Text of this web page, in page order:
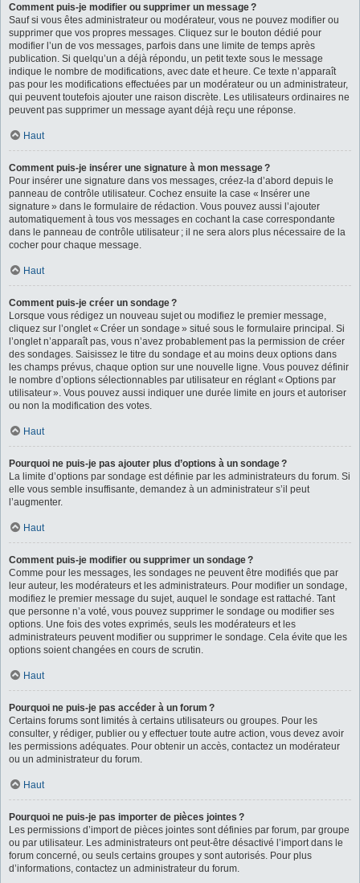
Comment puis-je modifier ou supprimer un message ?
Sauf si vous êtes administrateur ou modérateur, vous ne pouvez modifier ou
supprimer que vos propres messages. Cliquez sur le bouton dédié pour
modifier l’un de vos messages, parfois dans une limite de temps après
publication. Si quelqu’un a déjà répondu, un petit texte sous le message
indique le nombre de modifications, avec date et heure. Ce texte n’apparaît
pas pour les modifications effectuées par un modérateur ou un administrateur,
qui peuvent toutefois ajouter une raison discrète. Les utilisateurs ordinaires ne
peuvent pas supprimer un message ayant déjà reçu une réponse.
Haut
Comment puis-je insérer une signature à mon message ?
Pour insérer une signature dans vos messages, créez-la d’abord depuis le
panneau de contrôle utilisateur. Cochez ensuite la case « Insérer une
signature » dans le formulaire de rédaction. Vous pouvez aussi l’ajouter
automatiquement à tous vos messages en cochant la case correspondante
dans le panneau de contrôle utilisateur ; il ne sera alors plus nécessaire de la
cocher pour chaque message.
Haut
Comment puis-je créer un sondage ?
Lorsque vous rédigez un nouveau sujet ou modifiez le premier message,
cliquez sur l’onglet « Créer un sondage » situé sous le formulaire principal. Si
l’onglet n’apparaît pas, vous n’avez probablement pas la permission de créer
des sondages. Saisissez le titre du sondage et au moins deux options dans
les champs prévus, chaque option sur une nouvelle ligne. Vous pouvez définir
le nombre d’options sélectionnables par utilisateur en réglant « Options par
utilisateur ». Vous pouvez aussi indiquer une durée limite en jours et autoriser
ou non la modification des votes.
Haut
Pourquoi ne puis-je pas ajouter plus d’options à un sondage ?
La limite d’options par sondage est définie par les administrateurs du forum. Si
elle vous semble insuffisante, demandez à un administrateur s’il peut
l’augmenter.
Haut
Comment puis-je modifier ou supprimer un sondage ?
Comme pour les messages, les sondages ne peuvent être modifiés que par
leur auteur, les modérateurs et les administrateurs. Pour modifier un sondage,
modifiez le premier message du sujet, auquel le sondage est rattaché. Tant
que personne n’a voté, vous pouvez supprimer le sondage ou modifier ses
options. Une fois des votes exprimés, seuls les modérateurs et les
administrateurs peuvent modifier ou supprimer le sondage. Cela évite que les
options soient changées en cours de scrutin.
Haut
Pourquoi ne puis-je pas accéder à un forum ?
Certains forums sont limités à certains utilisateurs ou groupes. Pour les
consulter, y rédiger, publier ou y effectuer toute autre action, vous devez avoir
les permissions adéquates. Pour obtenir un accès, contactez un modérateur
ou un administrateur du forum.
Haut
Pourquoi ne puis-je pas importer de pièces jointes ?
Les permissions d’import de pièces jointes sont définies par forum, par groupe
ou par utilisateur. Les administrateurs ont peut-être désactivé l’import dans le
forum concerné, ou seuls certains groupes y sont autorisés. Pour plus
d’informations, contactez un administrateur du forum.